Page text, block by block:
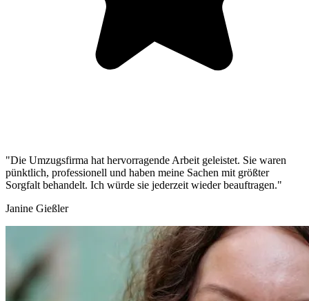
"Die Umzugsfirma hat hervorragende Arbeit geleistet. Sie waren
pünktlich, professionell und haben meine Sachen mit größter
Sorgfalt behandelt. Ich würde sie jederzeit wieder beauftragen."
Janine Gießler